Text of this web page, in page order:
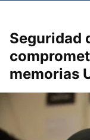
Seguridad
memorias